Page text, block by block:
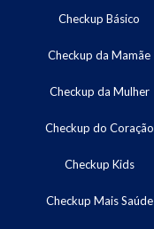
Checkup Básico
Checkup da Mamãe
Checkup da Mulher
Checkup do Coração
Checkup Kids
Checkup Mais Saúde